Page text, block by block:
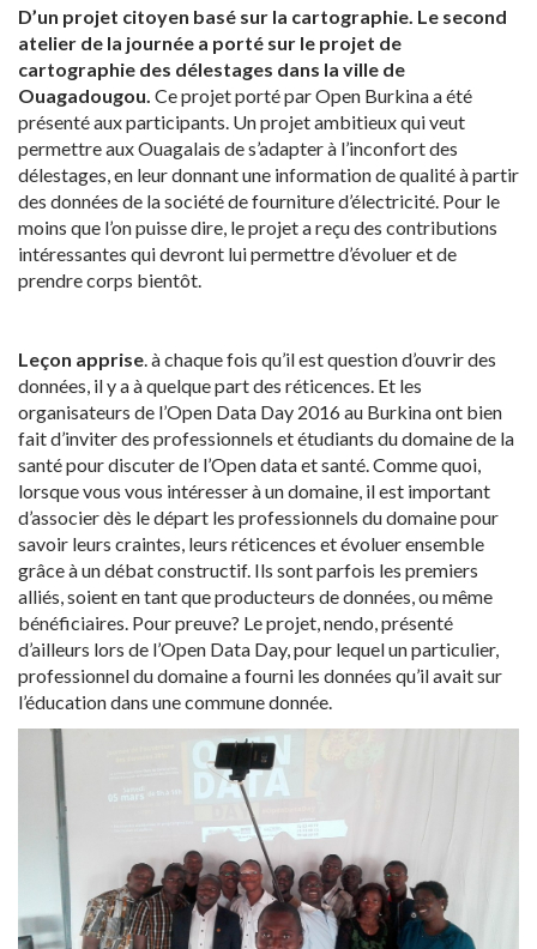
D’un projet citoyen basé sur la cartographie. Le second
atelier de la journée a porté sur le projet de
cartographie des délestages dans la ville de
Ouagadougou. Ce projet porté par Open Burkina a été
présenté aux participants. Un projet ambitieux qui veut
permettre aux Ouagalais de s’adapter à l’inconfort des
délestages, en leur donnant une information de qualité à partir
des données de la société de fourniture d’électricité. Pour le
moins que l’on puisse dire, le projet a reçu des contributions
intéressantes qui devront lui permettre d’évoluer et de
prendre corps bientôt.
Leçon apprise . à chaque fois qu’il est question d’ouvrir des
données, il y a à quelque part des réticences. Et les
organisateurs de l’Open Data Day 2016 au Burkina ont bien
fait d’inviter des professionnels et étudiants du domaine de la
santé pour discuter de l’Open data et santé. Comme quoi,
lorsque vous vous intéresser à un domaine, il est important
d’associer dès le départ les professionnels du domaine pour
savoir leurs craintes, leurs réticences et évoluer ensemble
grâce à un débat constructif. Ils sont parfois les premiers
alliés, soient en tant que producteurs de données, ou même
bénéficiaires. Pour preuve? Le projet, nendo, présenté
d’ailleurs lors de l’Open Data Day, pour lequel un particulier,
professionnel du domaine a fourni les données qu’il avait sur
l’éducation dans une commune donnée.